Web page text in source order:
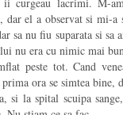
curgeau lacrimi. M-
dar el a observat si mi-a
sa nu fiu suparata si sa
nu era cu nimic mai
peste tot. Cand
ora se simtea bine,
si la spital scuipa